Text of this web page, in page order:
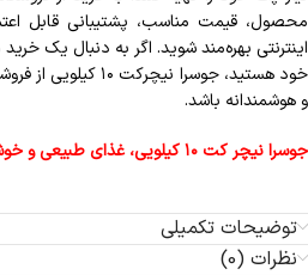
محصول، قیمت مناسب، پشتیبانی قابل
اینترنتی بهره‌مند شوید. اگر به دنبال یک
خود هستید، جوسرا
و هوشمندانه باشد.
جوسرا نیچر کت ۱۰ کیلویی، غذای طبیعی و خوشمزه برای گربه‌های سالم و شاد!
توضیحات تکمیلی
نظرات (0)